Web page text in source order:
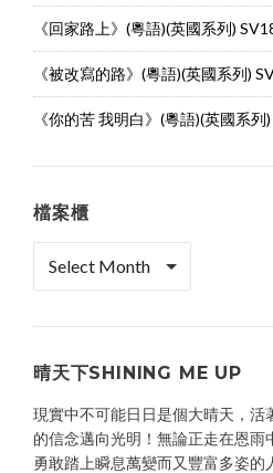
《回家路上》(粵語)(英國系列)
《被改寫的路》(粵語)(英國系列)
《你的苦 我明白》(粵語)(英國系列
檔案櫃
晴天下SHINING ME UP
現實中不可能日日是個大晴天，活
的信念邁向光明！無論正走在恩
勇敢踏上瞬息萬變而又豐富多姿的